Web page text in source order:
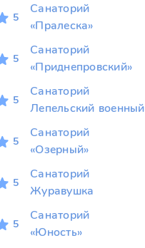
5
Санаторий
«Пралеска»
5
Санаторий
«Приднепровский»
5
Санаторий
Лепельский военный
5
Санаторий
«Озерный»
5
Санаторий
Журавушка
5
Санаторий
«Юность»